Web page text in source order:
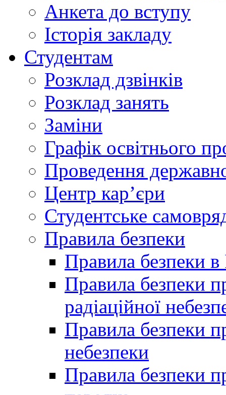
Анкета до вступу
Історія закладу
Студентам
Розклад дзвінків
Розклад занять
Заміни
Графік освітнього
Проведення
Центр кар’єри
Студентське
Правила безпеки
Правила безпеки в
Правила безпеки
радіаційної
Правила безпеки
небезпеки
Правила безпеки